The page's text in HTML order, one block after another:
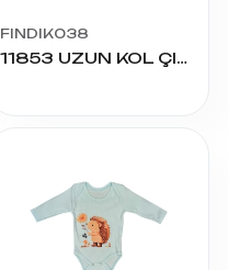
FINDIK038
11853 UZUN KOL ÇITÇITLI BADY